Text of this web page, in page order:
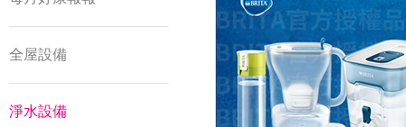
全屋設備
淨水設備